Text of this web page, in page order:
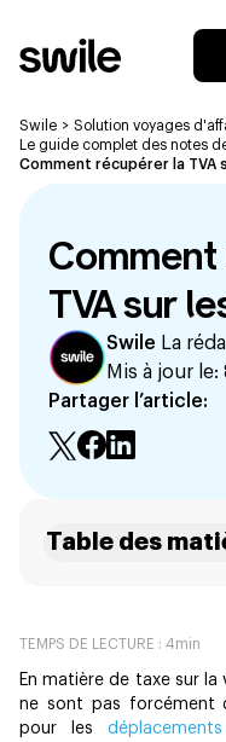
Swile > Solution voyages
Le guide complet des notes
Comment récupérer la TVA
TVA sur
Swile La
Mis à jour le:
Partager l’article:
TEMPS DE LECTURE : 4min
En matière de taxe sur
ne sont pas forcément
pour les
Table des